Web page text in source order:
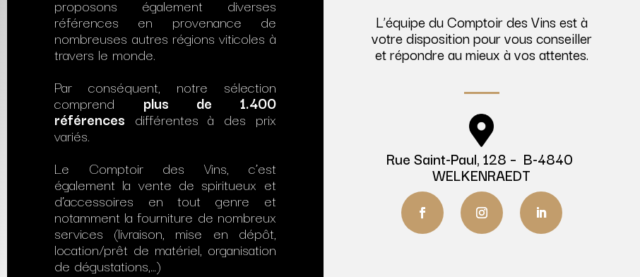
proposons également diverses
références en provenance de
nombreuses autres régions viticoles à
travers le monde.
Par conséquent, notre sélection
comprend plus de 1.400
références différentes à des prix
variés.
Le Comptoir des Vins, c’est
également la vente de spiritueux et
d’accessoires en tout genre et
notamment la fourniture de nombreux
services (livraison, mise en dépôt,
location/prêt de matériel, organisation
de dégustations,…)
L’équipe du Comptoir des Vins est à
votre disposition pour vous conseiller
et répondre au mieux à vos attentes.
Rue Saint-Paul, 128 – B-4840
WELKENRAEDT